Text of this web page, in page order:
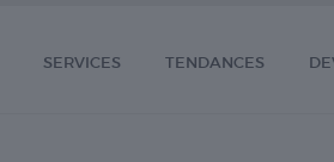
SERVICES TENDANCES